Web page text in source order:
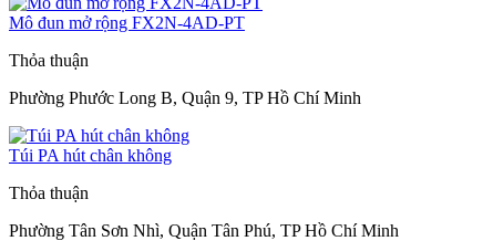
Mô đun mở rộng FX2N-4AD-PT
Thỏa thuận
Phường Phước Long B, Quận 9, TP Hồ Chí Minh
Túi PA hút chân không
Thỏa thuận
Phường Tân Sơn Nhì, Quận Tân Phú, TP Hồ Chí Minh